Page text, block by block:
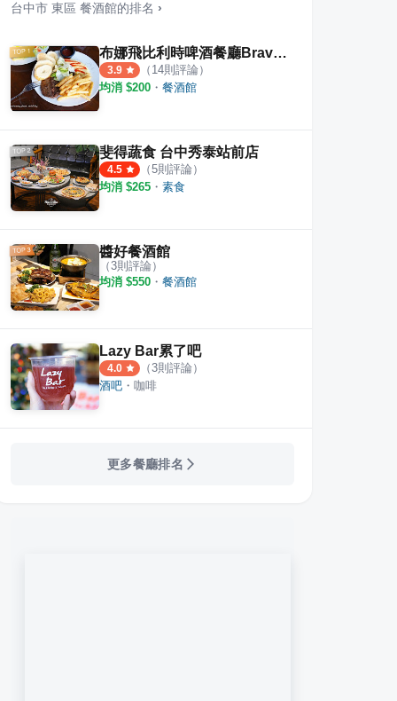
台中市 東區 餐酒館的排名 ›
布娜飛比利時啤酒餐廳BravoBeer
3.9 （ 14則評論）
均消 $200 ・ 餐酒館
斐得蔬食 台中秀泰站前店
4.5 （5則評論）
均消 $265 ・ 素食
醬好餐酒館
（3則評論）
均消 $550 ・ 餐酒館
Lazy Bar累了吧
4.0 （3則評論）
酒吧 ・ 咖啡
更多餐廳排名